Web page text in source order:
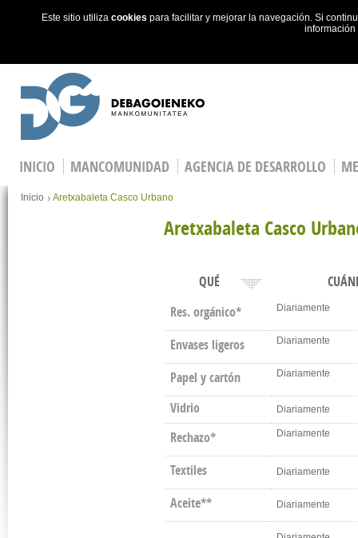
Este sitio utiliza cookies para facilitar y mejorar la navegación. Si
INICIO MANCOMUNIDAD AGENCIA DE DESARROLLO
You are here
Inicio Aretxabaleta Casco Urbano
Aretxabaleta Casco
QUÉ
Res. orgánico*
Diariamente
Envases ligeros Diariamente
Papel y cartón Diariamente
Vidrio Diariamente
Rechazo* Diariamente
Textiles Diariamente
Aceite** Diariamente